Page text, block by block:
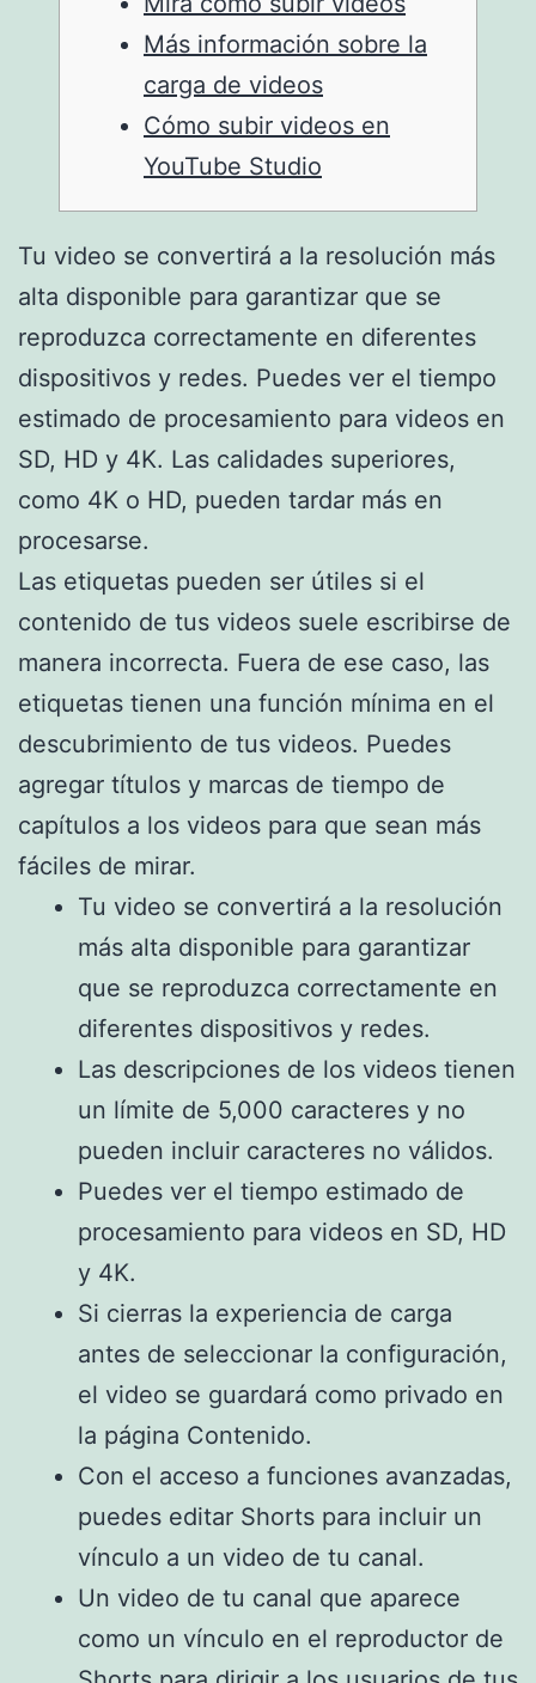
Más información sobre la
carga de videos
Cómo subir videos en
YouTube Studio
Tu video se convertirá a la resolución más
alta disponible para garantizar que se
reproduzca correctamente en diferentes
dispositivos y redes. Puedes ver el tiempo
estimado de procesamiento para videos en
SD, HD y 4K. Las calidades superiores,
como 4K o HD, pueden tardar más en
procesarse.
Las etiquetas pueden ser útiles si el
contenido de tus videos suele escribirse de
manera incorrecta. Fuera de ese caso, las
etiquetas tienen una función mínima en el
descubrimiento de tus videos. Puedes
agregar títulos y marcas de tiempo de
capítulos a los videos para que sean más
fáciles de mirar.
Tu video se convertirá a la resolución
más alta disponible para garantizar
que se reproduzca correctamente en
diferentes dispositivos y redes.
Las descripciones de los videos tienen
un límite de 5,000 caracteres y no
pueden incluir caracteres no válidos.
Puedes ver el tiempo estimado de
procesamiento para videos en SD, HD
y 4K.
Si cierras la experiencia de carga
antes de seleccionar la configuración,
el video se guardará como privado en
la página Contenido.
Con el acceso a funciones avanzadas,
puedes editar Shorts para incluir un
vínculo a un video de tu canal.
Un video de tu canal que aparece
como un vínculo en el reproductor de